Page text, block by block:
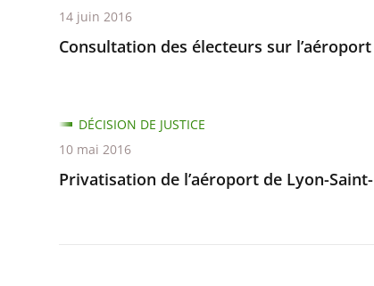
Consultation des électeurs sur
14 juin 2016
Privatisation de l’aéroport de Lyon-
DÉCISION DE JUSTICE
10 mai 2016